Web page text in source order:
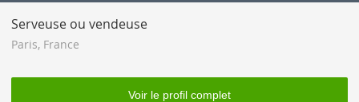
Serveuse ou vendeuse
Paris, France
Voir le profil complet